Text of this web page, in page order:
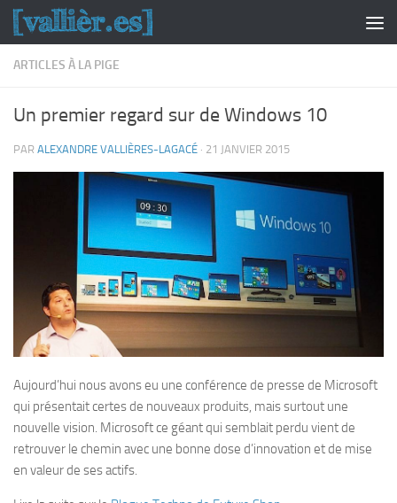
Skip to content
ARTICLES À LA PIGE
Un premier regard sur de Windows 10
PAR ALEXANDRE VALLIÈRES-LAGACÉ · 21 JANVIER 2015
Aujourd’hui nous avons eu une conférence de presse de Microsoft
qui présentait certes de nouveaux produits, mais surtout une
nouvelle vision. Microsoft ce géant qui semblait perdu vient de
retrouver le chemin avec une bonne dose d’innovation et de mise
en valeur de ses actifs.